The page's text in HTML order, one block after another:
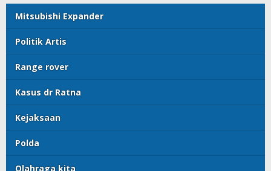
Mitsubishi Expander
Politik Artis
Range rover
Kasus dr Ratna
Kejaksaan
Polda
Olahraga kita